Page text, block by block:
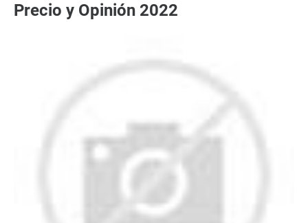
Precio y Opinión 2022